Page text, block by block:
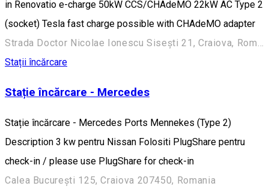
in Renovatio e-charge 50kW CCS/CHAdeMO 22kW AC Type 2
(socket) Tesla fast charge possible with CHAdeMO adapter
Stații încărcare
Stație încărcare - Mercedes
Stație încărcare - Mercedes Ports Mennekes (Type 2)
Description 3 kw pentru Nissan Folositi PlugShare pentru
check-in / please use PlugShare for check-in
Calea București 125, Craiova 207450, Romania